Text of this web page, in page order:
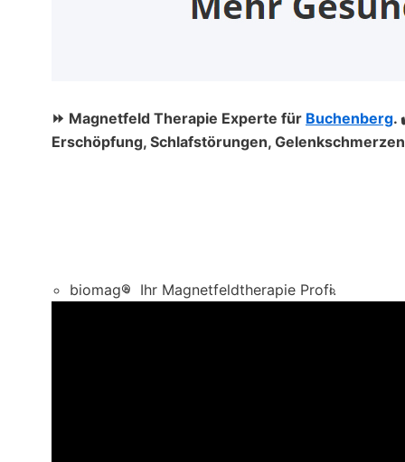
⏩ Magnetfeld Therapie Experte für Buchenberg.
Erschöpfung, Schlafstörungen,
biomag® Ihr Magnetfeldtherapie Profi.